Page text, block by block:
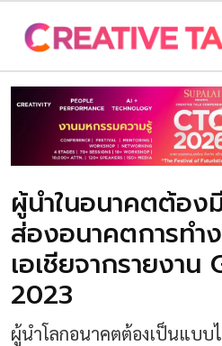
ผู้นำในอนาคตต้อง
ส่องอนาคตการทำ
เอเชียจากรายงาน
2023
ผู้นำโลกอนาคตต้องเป็นแบบ